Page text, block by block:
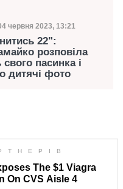
публікації
червня 2023, 13:21
22":
розповіла
пасинка і
дитячі фото